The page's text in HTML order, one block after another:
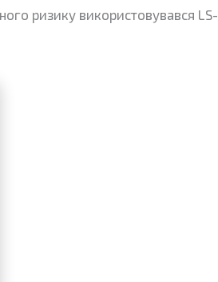
ризику використовувався LS-